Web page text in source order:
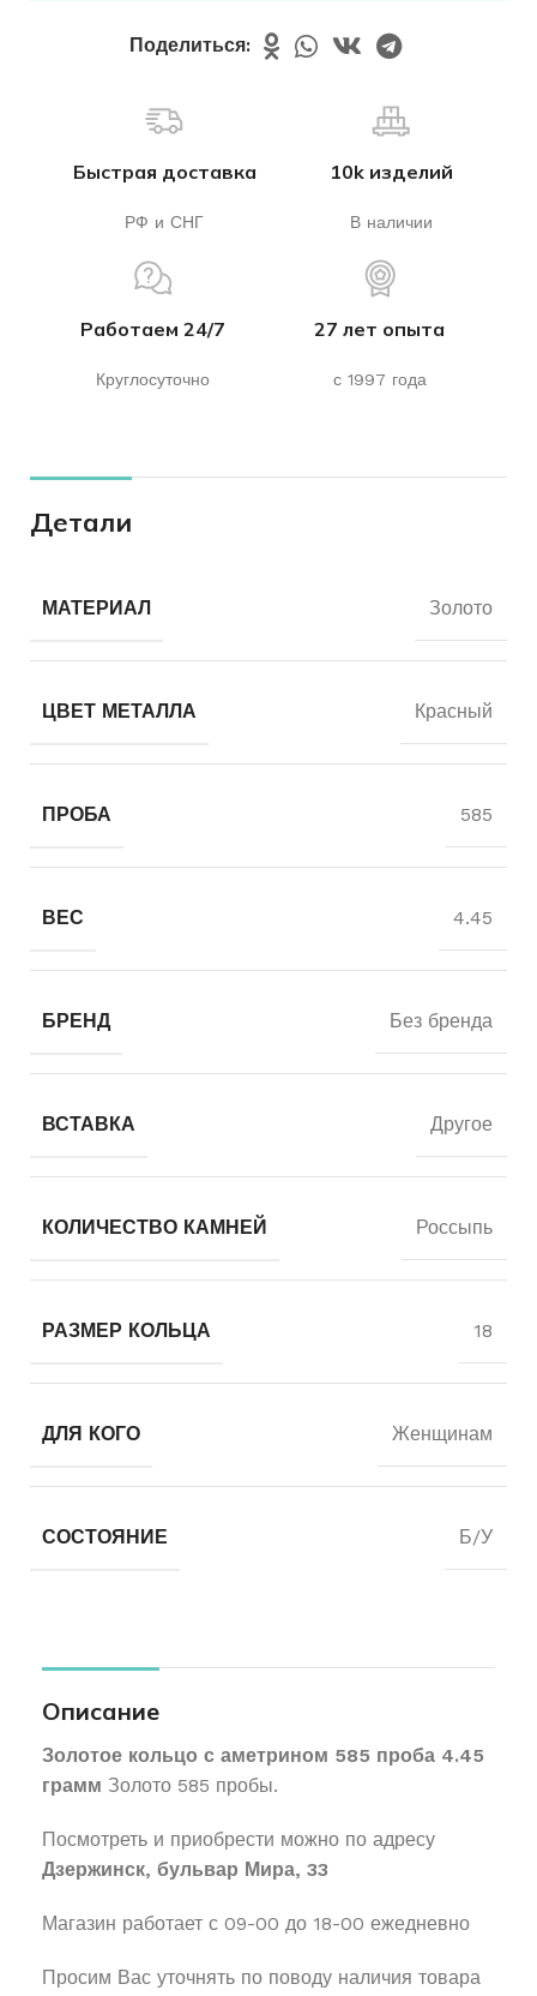
Поделиться:
Быстрая доставка
РФ и СНГ
10k изделий
В наличии
Работаем 24/7
Круглосуточно
27 лет опыта
с 1997 года
Детали
МАТЕРИАЛ Золото
ЦВЕТ МЕТАЛЛА Красный
ПРОБА 585
ВЕС 4.45
БРЕНД Без бренда
ВСТАВКА Другое
КОЛИЧЕСТВО КАМНЕЙ Россыпь
РАЗМЕР КОЛЬЦА 18
ДЛЯ КОГО Женщинам
СОСТОЯНИЕ Б/У
Описание
Золотое кольцо с аметрином 585 проба 4.45
грамм Золото 585 пробы.
Посмотреть и приобрести можно по адресу
Дзержинск, бульвар Мира, 33
Магазин работает с 09-00 до 18-00 ежедневно
Просим Вас уточнять по поводу наличия товара